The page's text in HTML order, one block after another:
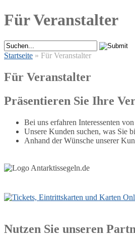
Für Veranstalter
Startseite » Für Veranstalter
Für Veranstalter
Präsentieren Sie Ihre
Bei uns erfahren Interessenten
Unsere Kunden suchen, was Sie
Anhand der Wünsche unserer
Nutzen Sie unseren